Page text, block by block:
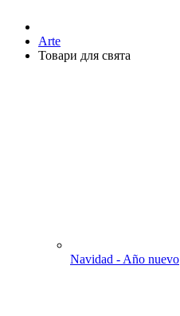
Аrte
Товари для свята
Navidad - Año nuevo